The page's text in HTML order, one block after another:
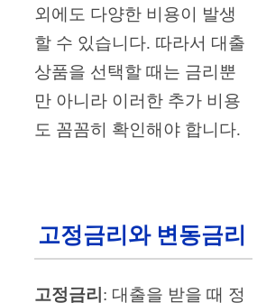
외에도 다양한 비용이 발생
할 수 있습니다. 따라서 대출
상품을 선택할 때는 금리뿐
만 아니라 이러한 추가 비용
도 꼼꼼히 확인해야 합니다.
고정금리와 변동금리
고정금리 : 대출을 받을 때 정